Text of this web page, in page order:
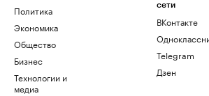
Политика
Экономика
Общество
Бизнес
Технологии и
медиа
сети
ВКонтакте
Telegram
Дзен